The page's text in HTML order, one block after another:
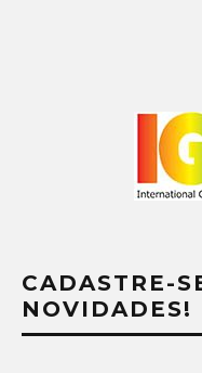
CADASTRE-
NOVIDADES!